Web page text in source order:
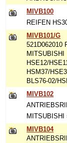
MIVB100
REIFEN
MIVB101/G
521D062010
MITSUBISHI
HSE12/
HSM37/
BLS76-02/
MIVB102
MITSUBISHI
MIVB104